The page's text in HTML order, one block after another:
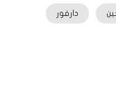
دارفور